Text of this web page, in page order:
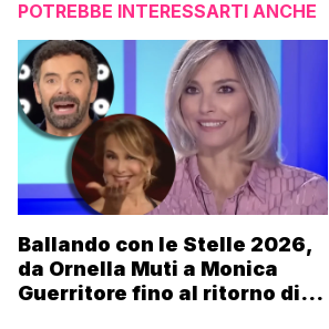
POTREBBE INTERESSARTI ANCHE
Ballando con le Stelle 2026,
da Ornella Muti a Monica
Guerritore fino al ritorno di